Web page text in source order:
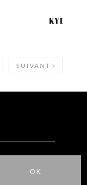
KYLIE
SUIVANT
OK